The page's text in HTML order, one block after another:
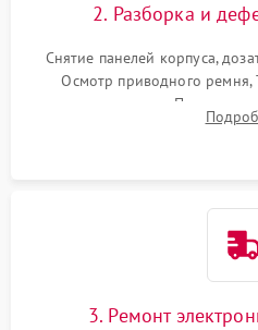
2. Разборка и
Снятие панелей корпуса,
Осмотр приводного ремня,
амортизаторов. Проверка
крестовины на износ, а
3. Ремонт